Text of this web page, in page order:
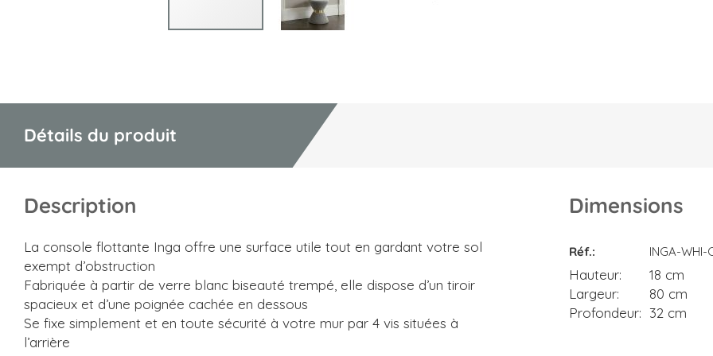
beginning
gallery
Détails du produit
Description
La console flottante Inga offre une surface utile tout en gardant votre sol
exempt d’obstruction
Fabriquée à partir de verre blanc biseauté trempé, elle dispose d’un tiroir
spacieux et d’une poignée cachée en dessous
Se fixe simplement et en toute sécurité à votre mur par 4 vis situées à
l’arrière
Dimensions
Dimensions
Réf. INGA-WHI-
Hauteur
18 cm
Largeur
80 cm
Profondeur
32 cm